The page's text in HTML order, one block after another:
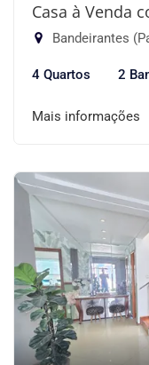
Casa à Venda
Bandeirantes
4 Quartos 2
Mais informações